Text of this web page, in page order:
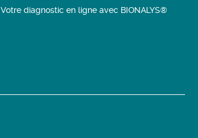
Votre diagnostic en ligne avec BIONALYS®